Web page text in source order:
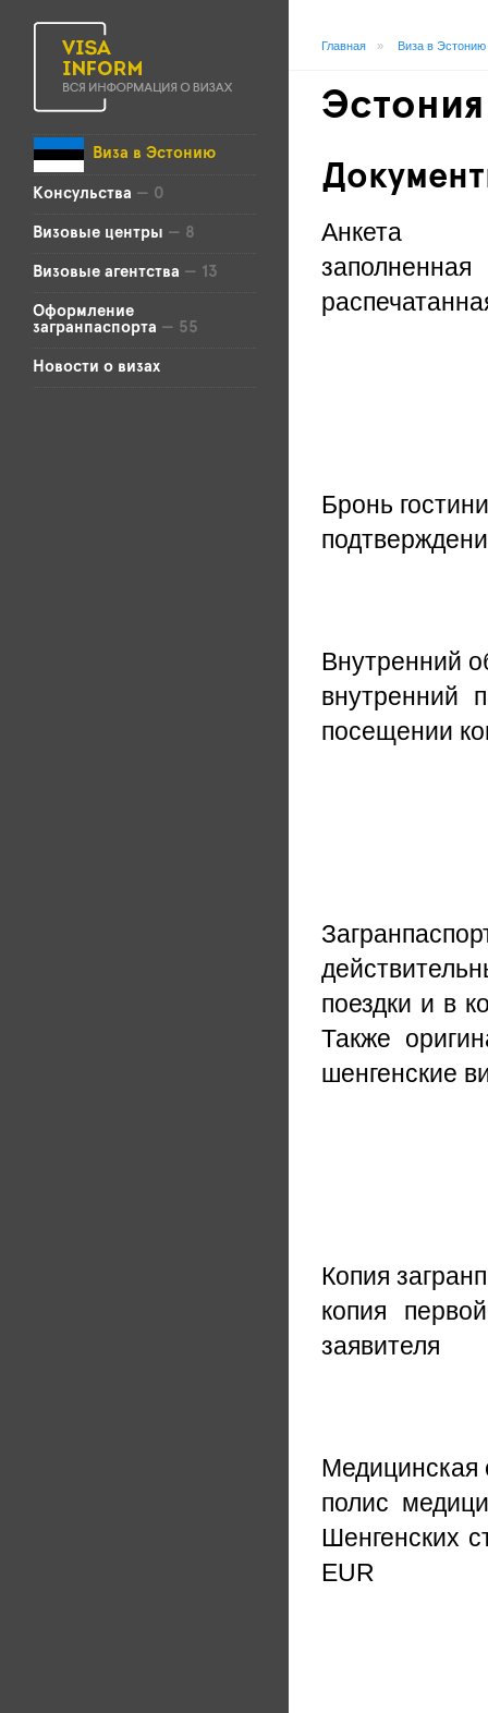
Виза в Эстонию
Консульства — 0
Визовые центры — 8
Визовые агентства — 13
Оформление
загранпаспорта — 55
Новости о визах
Главная » Виза в Эстонию
Эстония
Анкета
Бронь
Внутренний
внутренний
посещении
поездки и в
Также
шенгенские
Копия
копия
заявителя
Медицинская
полис
Шенгенских
EUR